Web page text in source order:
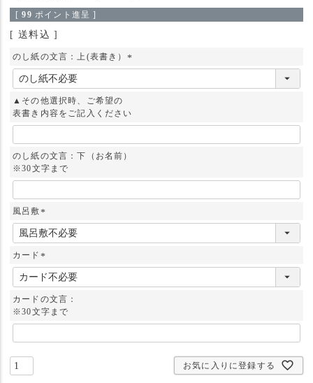
[ 99 ポイント進呈 ]
送料込
のし紙の文言：上(表書き）
(
)
▲その他選択時、ご希望の
表書き内容をご記入ください
のし紙の文言：下（お名前）
※30文字まで
風呂敷
(
必
須
カード
(
必
須
)
カードの文言：
※30文字まで
お気に入りに登録する